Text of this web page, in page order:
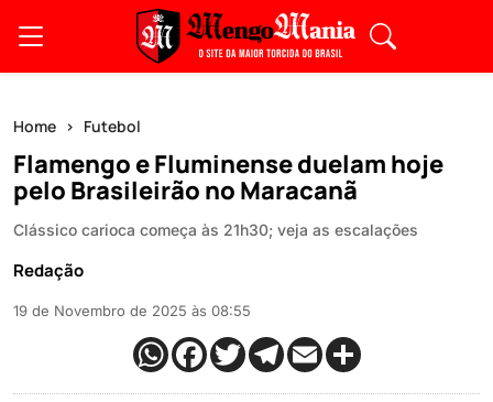
Home Futebol
Flamengo e Fluminense duelam hoje
pelo Brasileirão no Maracanã
Clássico carioca começa às 21h30; veja as escalações
Redação
19 de Novembro de 2025 às 08:55